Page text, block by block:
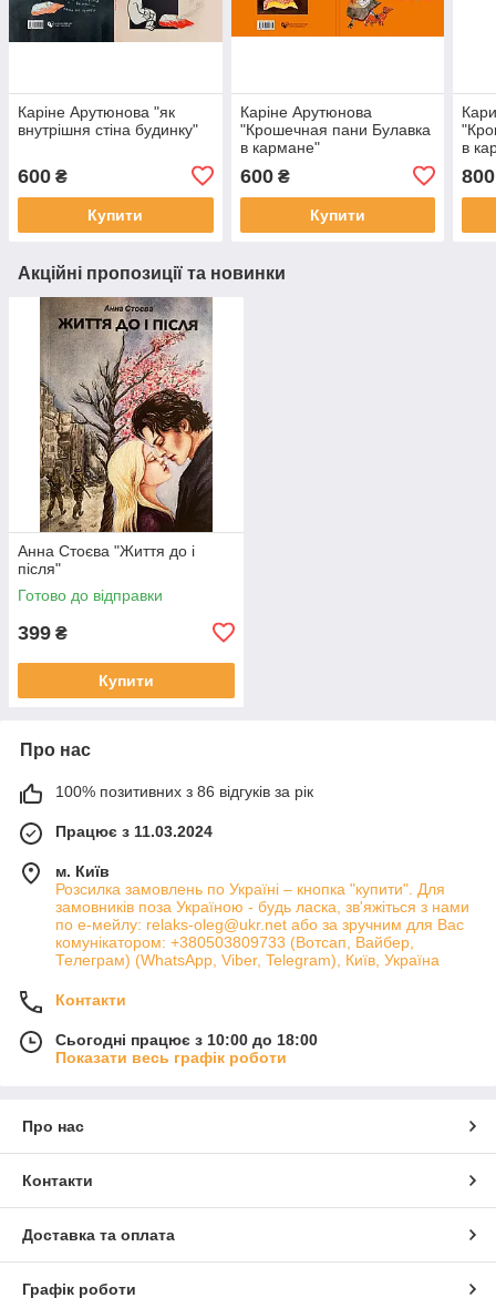
Каріне Арутюнова "як
внутрішня стіна будинку"
600 ₴
Купити
Каріне Арутюнова
"Крошечная пани Булавка
в кармане"
600₴
Купити
в
800
Акційні пропозиції та новинки
Анна Стоєва "Життя до і
після"
Готово до відправки
399 ₴
Купити
Про нас
100% позитивних з 86 відгуків за рік
Працює з 11.03.2024
м. Київ
Розсилка замовлень по Україні – кнопка "купити". Для
замовників поза Україною - будь ласка, зв'яжіться з нами
по е-мейлу: relaks-oleg@ukr.net або за зручним для Вас
комунікатором: +380503809733 (Вотсап, Вайбер,
Телеграм) (WhatsApp, Viber, Telegram), Київ, Україна
Контакти
Сьогодні працює з 10:00 до 18:00
Показати весь графік роботи
Про нас
Контакти
Доставка та оплата
Графік роботи